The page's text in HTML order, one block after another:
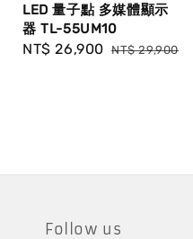
LED 量子點 多媒體顯示
器 TL-55UM10
Sale
NT$ 26,900 Regular
NT$ 29,900
Follow us